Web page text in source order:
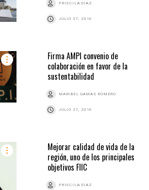
PRISCILA DÍAZ
JULIO 27, 2016
Firma AMPI convenio de
colaboración en favor de la
sustentabilidad
MARIBEL GAMAS ROMERO
JULIO 27, 2016
Mejorar calidad de vida de la
región, uno de los principales
objetivos FIIC
PRISCILA DÍAZ